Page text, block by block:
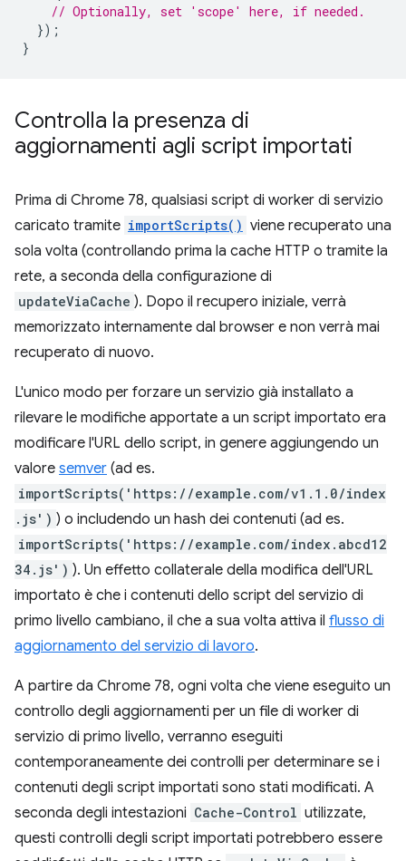
// Optionally, set 'scope' here, if needed.
});
}
Controlla la presenza di
aggiornamenti agli script importati
Prima di Chrome 78, qualsiasi script di worker di servizio
caricato tramite importScripts() viene recuperato una
sola volta (controllando prima la cache HTTP o tramite la
rete, a seconda della configurazione di
updateViaCache ). Dopo il recupero iniziale, verrà
memorizzato internamente dal browser e non verrà mai
recuperato di nuovo.
L'unico modo per forzare un servizio già installato a
rilevare le modifiche apportate a un script importato era
modificare l'URL dello script, in genere aggiungendo un
valore semver (ad es.
importScripts('https://example.com/v1.1.0/index
.js') ) o includendo un hash dei contenuti (ad es.
importScripts('https://example.com/index.abcd12
34.js') ). Un effetto collaterale della modifica dell'URL
importato è che i contenuti dello script del servizio di
primo livello cambiano, il che a sua volta attiva il flusso di
aggiornamento del servizio di lavoro.
A partire da Chrome 78, ogni volta che viene eseguito un
controllo degli aggiornamenti per un file di worker di
servizio di primo livello, verranno eseguiti
contemporaneamente dei controlli per determinare se i
contenuti degli script importati sono stati modificati. A
seconda degli intestazioni Cache-Control utilizzate,
questi controlli degli script importati potrebbero essere